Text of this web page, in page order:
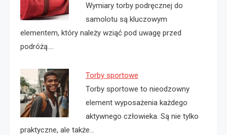
Wymiary torby podręcznej do
samolotu są kluczowym
elementem, który należy wziąć pod uwagę przed
podróżą.…
Torby sportowe
Torby sportowe to nieodzowny
element wyposażenia każdego
aktywnego człowieka. Są nie tylko
praktyczne, ale także…